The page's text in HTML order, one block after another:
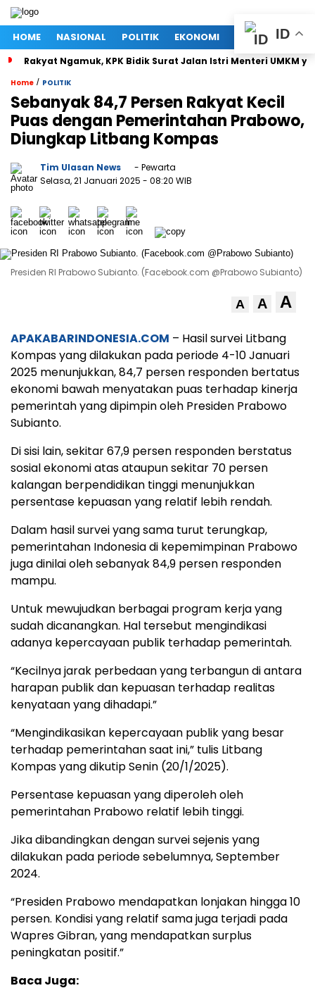
HOME NASIONAL POLITIK EKONOMI MEGAPOLITAN
Rakyat Ngamuk, KPK Bidik Surat Jalan Istri Menteri UMKM
Home / POLITIK
Sebanyak 84,7 Persen Rakyat Kecil
Puas dengan Pemerintahan Prabowo,
Diungkap Litbang Kompas
Tim Ulasan News
- Pewarta
Selasa, 21 Januari 2025 - 08:20 WIB
Presiden RI Prabowo Subianto. (Facebook.com @Prabowo Subianto)
A A A
APAKABARINDONESIA.COM – Hasil survei Litbang
Kompas yang dilakukan pada periode 4-10 Januari
2025 menunjukkan, 84,7 persen responden bertatus
ekonomi bawah menyatakan puas terhadap kinerja
pemerintah yang dipimpin oleh Presiden Prabowo
Subianto.
Di sisi lain, sekitar 67,9 persen responden berstatus
sosial ekonomi atas ataupun sekitar 70 persen
kalangan berpendidikan tinggi menunjukkan
persentase kepuasan yang relatif lebih rendah.
Dalam hasil survei yang sama turut terungkap,
pemerintahan Indonesia di kepemimpinan Prabowo
juga dinilai oleh sebanyak 84,9 persen responden
mampu.
Untuk mewujudkan berbagai program kerja yang
sudah dicanangkan. Hal tersebut mengindikasi
adanya kepercayaan publik terhadap pemerintah.
“Kecilnya jarak perbedaan yang terbangun di antara
harapan publik dan kepuasan terhadap realitas
kenyataan yang dihadapi.”
“Mengindikasikan kepercayaan publik yang besar
terhadap pemerintahan saat ini,” tulis Litbang
Kompas yang dikutip Senin (20/1/2025).
Persentase kepuasan yang diperoleh oleh
pemerintahan Prabowo relatif lebih tinggi.
Jika dibandingkan dengan survei sejenis yang
dilakukan pada periode sebelumnya, September
2024.
“Presiden Prabowo mendapatkan lonjakan hingga 10
persen. Kondisi yang relatif sama juga terjadi pada
Wapres Gibran, yang mendapatkan surplus
peningkatan positif.”
Baca Juga:
ID